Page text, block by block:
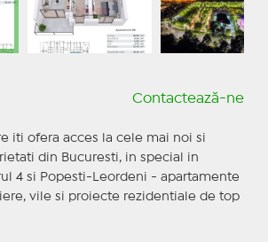
Contactează-ne
iti ofera acces la cele mai noi si
din Bucuresti, in special in
4 si Popesti-Leordeni - apartamente
vile si proiecte rezidentiale de top